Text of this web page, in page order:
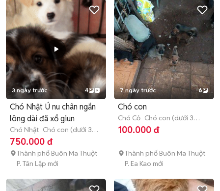
3 ngày trước 4
Chó Nhật Ú nu chân ngắn
lông dài đã xổ giun
Chó Nhật Chó con (dưới 3
tháng tuổi)
750.000 đ
Thành phố Buôn Ma Thuột
P. Tân Lập mới
7 ngày trước 6
Chó con
Chó Cỏ Chó con (dưới 3
tháng tuổi)
100.000 đ
Thành phố Buôn Ma Thuột
P. Ea Kao mới